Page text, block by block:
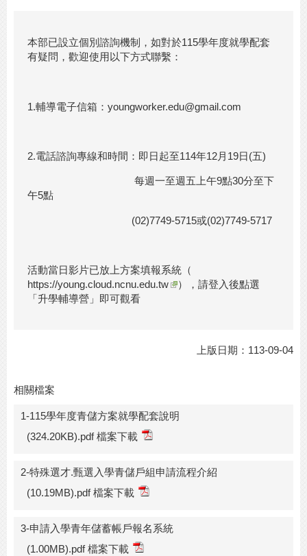
本部已設立個別諮詢機制，如對於115學年度就學配套
有疑問，歡迎使用以下方式聯繫：
1.輔導電子信箱： youngworker.edu@gmail.com
2.電話諮詢專線和時間：即日起至114年12月19日(五)
每週一至週五上午9點30分至下
午5點
(02)7749-5715或(02)7749-5717
活動當日影片已放上方案填報系統（
https://young.cloud.ncnu.edu.tw
），請登入後點選
「升學輔導營」即可觀看
上版日期：113-09-04
相關檔案
1-115學年度青儲方案就學配套說明
(324.20KB).pdf 檔案下載
2-特殊選才.甄選入學青儲戶組申請流程介紹
(10.19MB).pdf 檔案下載
3-申請入學青年儲蓄帳戶報名系統
(1.00MB).pdf 檔案下載